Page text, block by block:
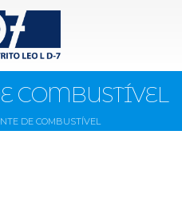
COMBUSTÍVEL
DE COMBUSTÍVEL